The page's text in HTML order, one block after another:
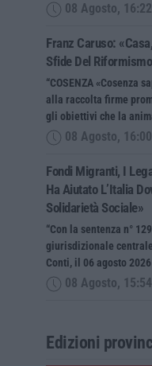
08 Agosto, 16:22
Franz Caruso:
Sfide Del
“COSENZA «Cosenza
alla raccolta firme
gli obiettivi che la
08 Agosto, 16:00
Fondi Migranti, I
Ha Aiutato L’Italia
Solidarietà Sociale»
“Con la sentenza n°
giurisdizionale
Conti, il 06 agosto
08 Agosto, 15:54
Edizioni